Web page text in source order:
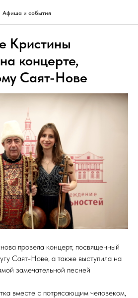
Афиша и события
Кристины
концерте,
Саят-Нове
провела концерт, посвященный
Саят-Нове, а также выступила на
замечательной песней
вместе с потрясающим человеком,